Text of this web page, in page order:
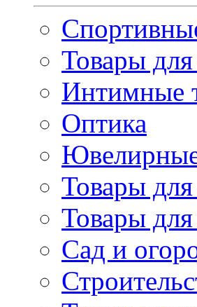
Товары
Интимные
Оптика
Товары
Товары
Сад и